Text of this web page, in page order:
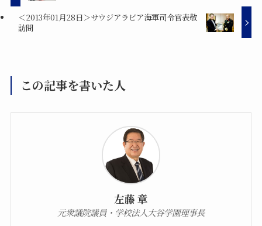
＜2013年01月28日＞サウジアラビア海軍司令官表敬
訪問
この記事を書いた人
左藤 章
元衆議院議員・学校法人大谷学園理事長